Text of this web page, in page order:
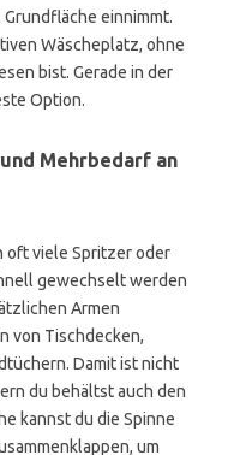
einnimmt.
Wäscheplatz, ohne
bist. Gerade in der
Option.
Mehrbedarf an
oft viele Spritzer oder
gewechselt werden
Armen
von Tischdecken,
Damit ist nicht
du behältst auch den
kannst du die Spinne
um